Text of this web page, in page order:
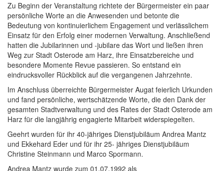
Zu Beginn der Veranstaltung richtete der Bürgermeister ein paar
persönliche Worte an die Anwesenden und betonte die
Bedeutung von kontinuierlichem Engagement und verlässlichem
Einsatz für den Erfolg einer modernen Verwaltung. Anschließend
hatten die Jubilarinnen und -jubilare das Wort und ließen ihren
Weg zur Stadt Osterode am Harz, ihre Einsatzbereiche und
besondere Momente Revue passieren. So entstand ein
eindrucksvoller Rückblick auf die vergangenen Jahrzehnte.
Im Anschluss überreichte Bürgermeister Augat feierlich Urkunden
und fand persönliche, wertschätzende Worte, die den Dank der
gesamten Stadtverwaltung und des Rates der Stadt Osterode am
Harz für die langjährig engagierte Mitarbeit widerspiegelten.
Geehrt wurden für ihr 40-jähriges Dienstjubiläum Andrea Mantz
und Ekkehard Eder und für ihr 25- jähriges Dienstjubiläum
Christine Steinmann und Marco Spormann.
Andrea Mantz wurde zum 01.07.1992 als